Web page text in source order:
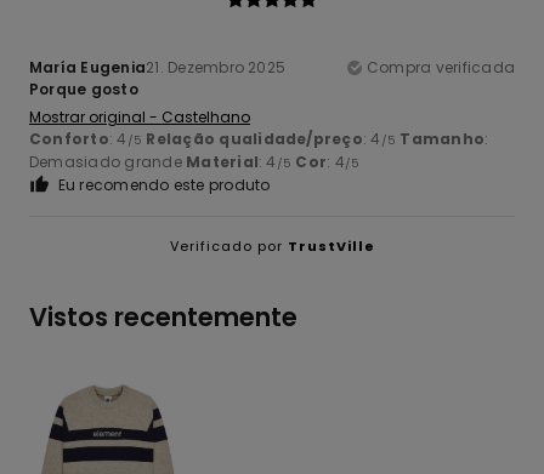
María Eugenia21. Dezembro 2025
Compra verificada
Porque gosto
Mostrar original - Castelhano
Conforto: 4 /5 Relação qualidade/preço: 4 /5 Tamanho:
Demasiado grande Material: 4 /5 Cor: 4/5
Eu recomendo este produto
Verificado por TrustVille
Vistos recentemente